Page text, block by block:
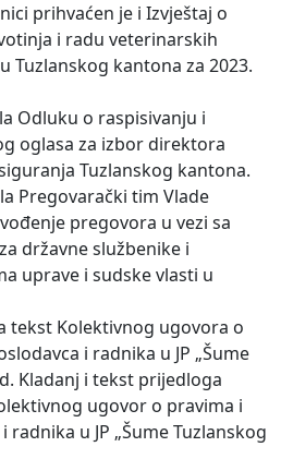
prihvaćen je i Izvještaj o
i radu veterinarskih
Tuzlanskog kantona za 2023.
Odluku o raspisivanju i
oglasa za izbor direktora
Tuzlanskog kantona.
Pregovarački tim Vlade
pregovora u vezi sa
državne službenike i
uprave i sudske vlasti u
tekst Kolektivnog ugovora o
i radnika u JP „Šume
Kladanj i tekst prijedloga
ugovor o pravima i
u JP „Šume Tuzlanskog